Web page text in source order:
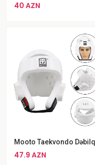
40 AZN
47.9 AZN